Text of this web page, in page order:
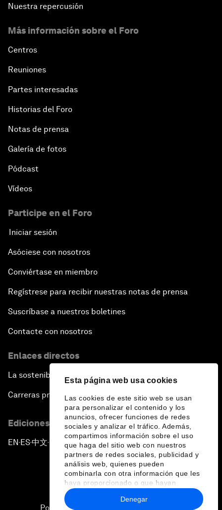
Esta página web usa cookies
Las cookies de este sitio web se usan
para personalizar el contenido y los
anuncios, ofrecer funciones de redes
sociales y analizar el tráfico. Además,
compartimos información sobre el uso
que haga del sitio web con nuestros
partners de redes sociales, publicidad y
análisis web, quienes pueden
combinarla con otra información que les
haya proporcionado o que hayan
recopilado a partir del uso que haya
hecho de sus servicios.
Denegar
Nuestra repercusión
Más información sobre el Foro
Centros
Reuniones
Partes interesadas
Historias del Foro
Notas de prensa
Galería de fotos
Pódcast
Vídeos
Participe en el Foro
Iniciar sesión
Asóciese con nosotros
Conviértase en miembro
Regístrese para recibir nuestras notas de prensa
Suscríbase a nuestros boletines
Contacte con nosotros
Enlaces directos
La sostenibilidad en el Foro
Carreras profesionales
Ediciones en otros idiomas
EN ▪ES▪中文▪ 日本語
Política de privacidad y normas de uso